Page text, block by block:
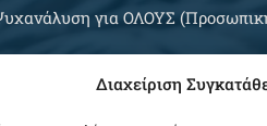
Διαχείριση
για ΟΛΟΥΣ
Δευτέρα – Σάββατο κατόπιν